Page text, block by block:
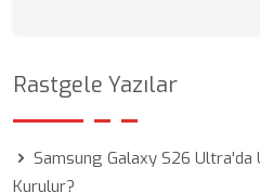
Rastgele Yazılar
Samsung Galaxy S26 Ultra'da
Kurulur?